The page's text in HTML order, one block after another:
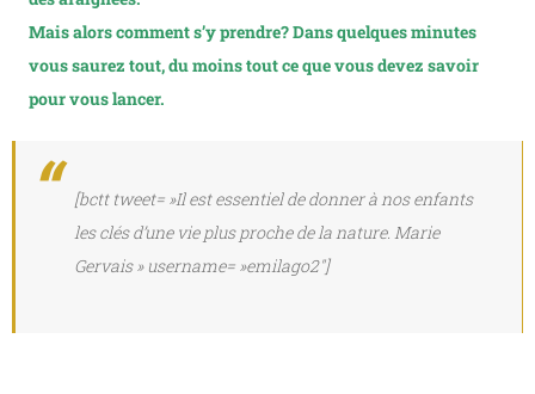
Mais alors comment s’y prendre? Dans quelques minutes
vous saurez tout, du moins tout ce que vous devez savoir
pour vous lancer.
[bctt tweet= »Il est essentiel de donner à nos enfants
les clés d’une vie plus proche de la nature. Marie
Gervais » username= »emilago2″]